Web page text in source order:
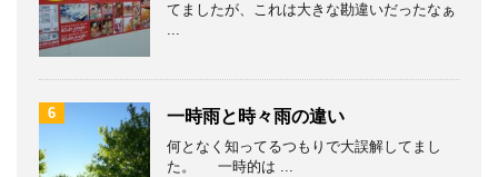
てましたが、これは大きな勘違いだったなぁ
...
6 一時雨と時々雨の違い
何となく知ってるつもりで大誤解してまし
た。 一時的は ...